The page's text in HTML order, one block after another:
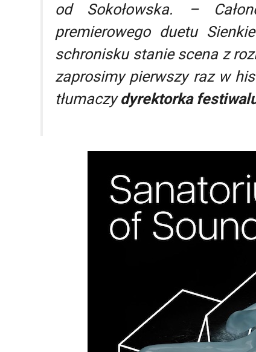
od Sokołowska. –
premierowego duetu
schronisku stanie scena z
zaprosimy pierwszy raz w
tłumaczydyrektorka